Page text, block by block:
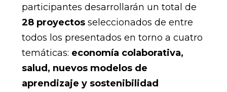
participantes desarrollarán un total de
28 proyectosseleccionados de entre
todos los presentados en torno a cuatro
temáticas: economía colaborativa,
salud, nuevos modelos de
aprendizaje y sostenibilidad